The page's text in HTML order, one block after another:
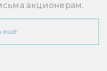
акционерам.
ещё